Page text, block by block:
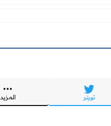
تويتر المزيد